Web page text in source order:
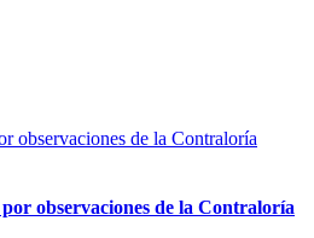
observaciones de la Contraloría